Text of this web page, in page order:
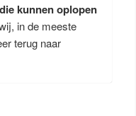
kunnen oplopen
in de meeste
terug naar